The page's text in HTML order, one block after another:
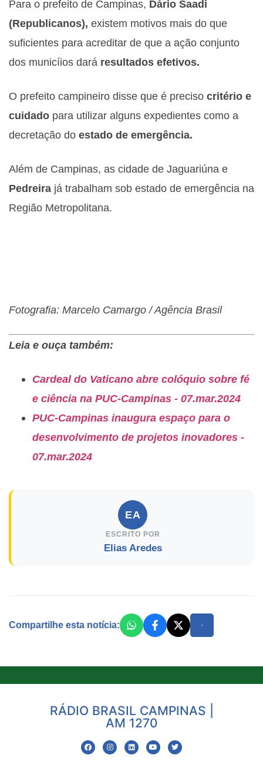
Para o prefeito de Campinas, Dário Saadi
(Republicanos), existem motivos mais do que
suficientes para acreditar de que a ação conjunto
dos municíios dará resultados efetivos.
O prefeito campineiro disse que é preciso critério e
cuidado para utilizar alguns expedientes como a
decretação do estado de emergência.
Além de Campinas, as cidade de Jaguariúna e
Pedreira já trabalham sob estado de emergência na
Região Metropolitana.
Fotografia: Marcelo Camargo / Agência Brasil
Leia e ouça também:
Cardeal do Vaticano abre colóquio sobre fé
e ciência na PUC-Campinas - 07.mar.2024
PUC-Campinas inaugura espaço para o
desenvolvimento de projetos inovadores -
07.mar.2024
EA
ESCRITO POR
Elias Aredes
Compartilhe esta notícia:
RÁDIO BRASIL CAMPINAS |
AM 1270